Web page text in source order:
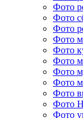
Фото
Фото
Фото
Фото
Фото
Фото
Фото
Фото
Фото
Фото
Фото